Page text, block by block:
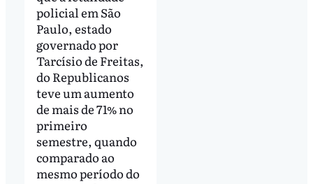
policial em São
Paulo, estado
governado por
Tarcísio de Freitas,
do Republicanos
teve um aumento
de mais de 71% no
primeiro
semestre, quando
comparado ao
mesmo período do